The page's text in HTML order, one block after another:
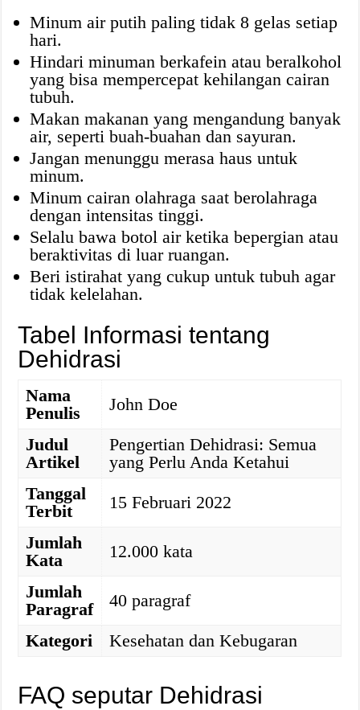
Minum air putih paling tidak 8 gelas setiap
hari.
Hindari minuman berkafein atau beralkohol
yang bisa mempercepat kehilangan cairan
tubuh.
Makan makanan yang mengandung banyak
air, seperti buah-buahan dan sayuran.
Jangan menunggu merasa haus untuk
minum.
Minum cairan olahraga saat berolahraga
dengan intensitas tinggi.
Selalu bawa botol air ketika bepergian atau
beraktivitas di luar ruangan.
Beri istirahat yang cukup untuk tubuh agar
tidak kelelahan.
Tabel Informasi tentang
Dehidrasi
Nama
Penulis
John Doe
Judul
Artikel
Pengertian Dehidrasi: Semua
yang Perlu Anda Ketahui
Tanggal
Terbit
15 Februari 2022
Jumlah
Kata
12.000 kata
Jumlah
Paragraf
40 paragraf
Kategori
Kesehatan dan Kebugaran
FAQ seputar Dehidrasi